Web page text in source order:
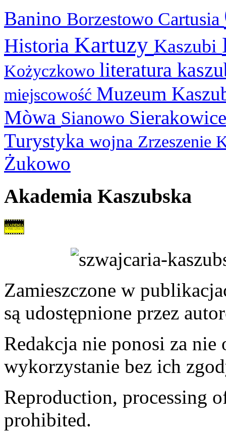
Banino Borzestowo Cartusia
Historia Kartuzy Kaszubi
Kożyczkowo literatura
miejscowość Muzeum
Mòwa Sianowo
Turystyka wojna Zrzeszenie
Żukowo
Akademia Kaszubska
Zamieszczone w
są udostępnione przez
Redakcja nie ponosi za
wykorzystanie bez ich
Reproduction, processing
prohibited.